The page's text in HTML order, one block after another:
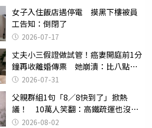
女子入住飯店遇停電 摸黑下樓被員
工告知：倒閉了
2026-07-17
丈夫小三假證做試管！癌妻開庭前1分
鐘再收離婚傳票 她崩潰：比八點檔
還扯2026-07-31
父親群組1句「8／8快到了」掀熱
議！ 10萬人笑翻：高鐵疏運也沒列
父親節
2026-08-02